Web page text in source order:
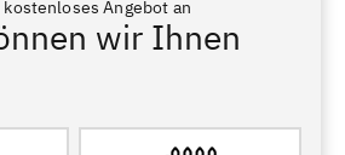
Angebot an
wir Ihnen